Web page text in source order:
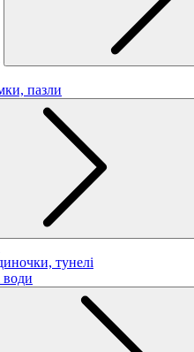
пазли
тунелі
води